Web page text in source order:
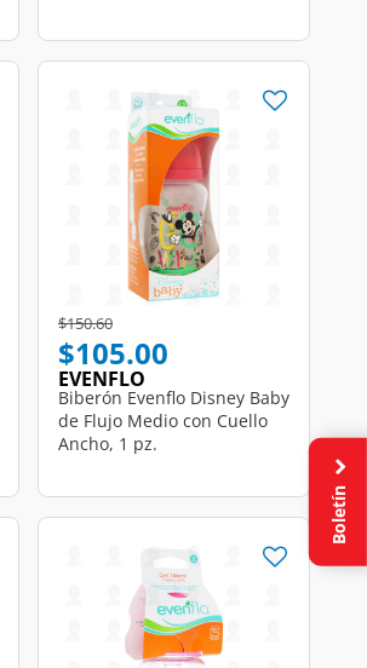
Price reduced from
$150.60to
$105.00
EVENFLO
Biberón Evenflo Disney Baby
de Flujo Medio con Cuello
Ancho, 1 pz.
Boletín